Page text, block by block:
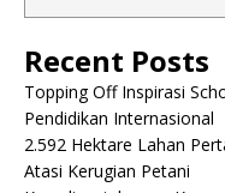
Recent Posts
Topping Off Inspirasi
Pendidikan Internasional
2.592 Hektare Lahan
Atasi Kerugian Petani